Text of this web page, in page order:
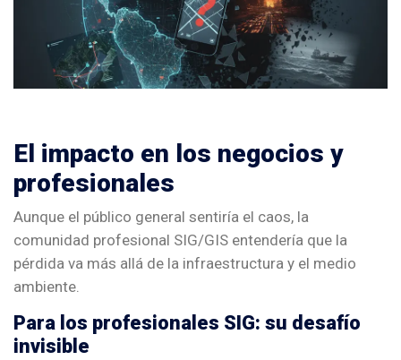
El impacto en los negocios y
profesionales
Aunque el público general sentiría el caos, la
comunidad profesional SIG/GIS entendería que la
pérdida va más allá de la infraestructura y el medio
ambiente.
Para los profesionales SIG: su desafío
invisible